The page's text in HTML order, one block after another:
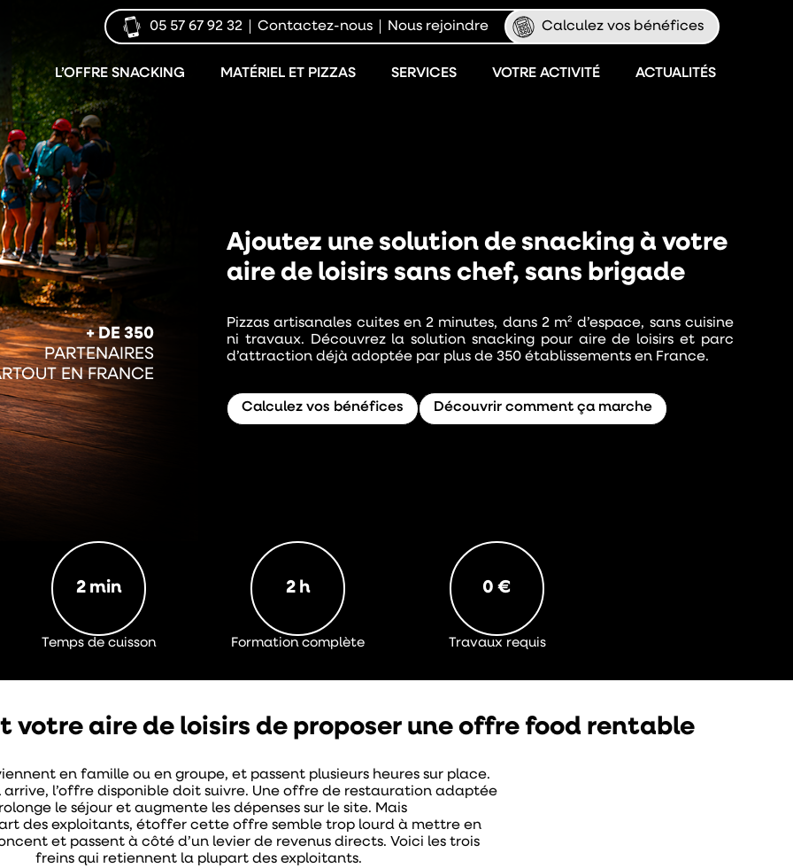
05 57 67 92 32 Contactez-nous Nous rejoindre Calculez vos bénéfices
L’OFFRE SNACKING MATÉRIEL ET PIZZAS SERVICES VOTRE ACTIVITÉ ACTUALITÉS
+ DE 350
PARTENAIRES
EN FRANCE
Ajoutez une solution de snacking à votre
aire de loisirs sans chef, sans brigade
Pizzas artisanales cuites en 2 minutes, dans 2 m² d’espace, sans cuisine
ni travaux. Découvrez la solution snacking pour aire de loisirs et parc
d’attraction déjà adoptée par plus de 350 établissements en France.
Calculez vos bénéfices Découvrir comment ça marche
2 min
Temps de cuisson
2 h
Formation complète
0 €
Travaux requis
votre aire de loisirs de proposer une offre food rentable
en famille ou en groupe, et passent plusieurs heures sur place.
l’offre disponible doit suivre. Une offre de restauration adaptée
le séjour et augmente les dépenses sur le site. Mais
des exploitants, étoffer cette offre semble trop lourd à mettre en
et passent à côté d’un levier de revenus directs. Voici les trois
freins qui retiennent la plupart des exploitants.